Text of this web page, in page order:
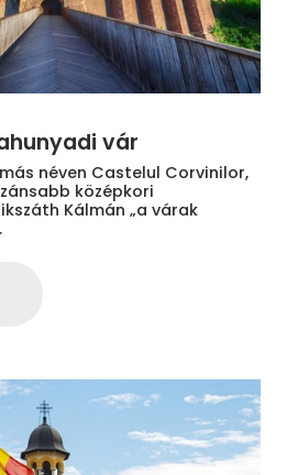
vár
néven Castelul Corvinilor,
középkori
Kálmán „a várak